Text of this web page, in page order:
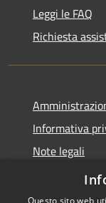
Leggi le FAQ
Richiesta
Informativa
Note legali
Dichiarazione
Questo sito web